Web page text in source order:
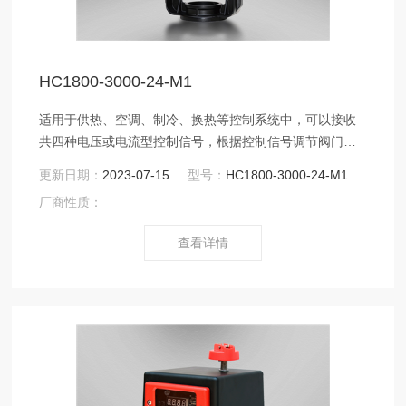
HC1800-3000-24-M1
适用于供热、空调、制冷、换热等控制系统中，可以接收
共四种电压或电流型控制信号，根据控制信号调节阀门开
中温度、湿度或压力等参数的目的。同时该电动驱动器也
适用于化工、石油、冶金、电力、轻工等行业生产过程中
更新日期： 2023-07-15 型号： HC1800-3000-24-M1
厂商性质：
查看详情